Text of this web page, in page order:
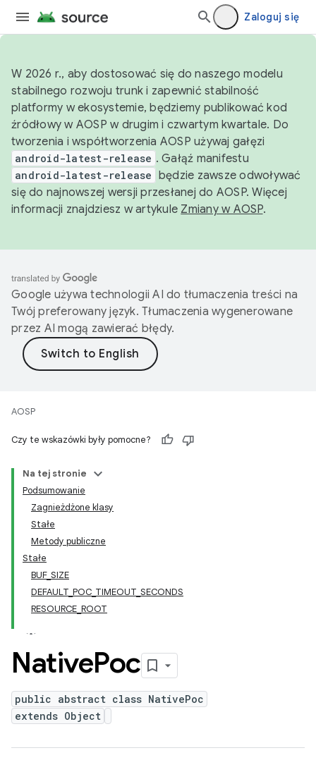
Zaloguj się
W 2026 r., aby dostosować się do naszego modelu
stabilnego rozwoju trunk i zapewnić stabilność
platformy w ekosystemie, będziemy publikować kod
źródłowy w AOSP w drugim i czwartym kwartale. Do
tworzenia i współtworzenia AOSP używaj gałęzi
android-latest-release . Gałąź manifestu
android-latest-release będzie zawsze odwoływać
się do najnowszej wersji przesłanej do AOSP. Więcej
informacji znajdziesz w artykule Zmiany w AOSP.
Google używa technologii AI do tłumaczenia treści na
Twój preferowany język. Tłumaczenia wygenerowane
przez AI mogą zawierać błędy.
AOSP
Czy te wskazówki były pomocne?
Na tej stronie
Podsumowanie
Zagnieżdżone klasy
Stałe
Metody publiczne
Stałe
BUF_SIZE
DEFAULT_POC_TIMEOUT_SECONDS
RESOURCE_ROOT
NativePoc
public abstract class NativePoc
extends Object